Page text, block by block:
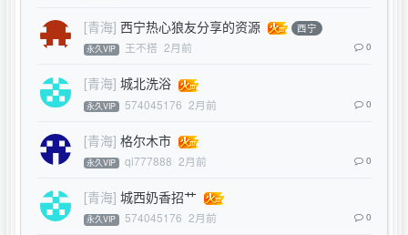
[青海] 西宁热心狼友分享的资源 西宁
永久VIP 王不搭 2月前 0
[青海] 城北洗浴
永久VIP 574045176 2月前 0
[青海] 格尔木市
永久VIP qi777888 2月前 0
[青海] 城西奶香招艹
永久VIP 574045176 2月前 0